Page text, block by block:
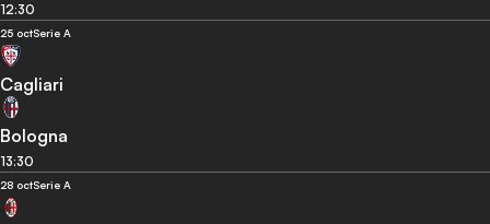
12:30
25 octSerie A
Cagliari
Bologna
13:30
28 octSerie A